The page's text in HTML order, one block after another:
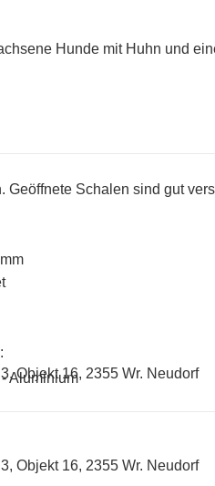
Hunde mit Huhn und
Geöffnete Schalen sind gut
Objekt 16, 2355 Wr. Neudorf
Objekt 16, 2355 Wr. Neudorf
Aluminium